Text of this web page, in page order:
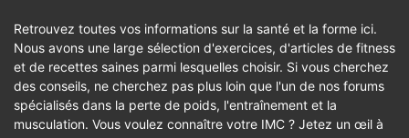
Retrouvez toutes vos informations sur la santé et la forme ici.
Nous avons une large sélection d'exercices, d'articles de fitness
et de recettes saines parmi lesquelles choisir. Si vous cherchez
des conseils, ne cherchez pas plus loin que l'un de nos forums
spécialisés dans la perte de poids, l'entraînement et la
musculation. Vous voulez connaître votre IMC ? Jetez un œil à